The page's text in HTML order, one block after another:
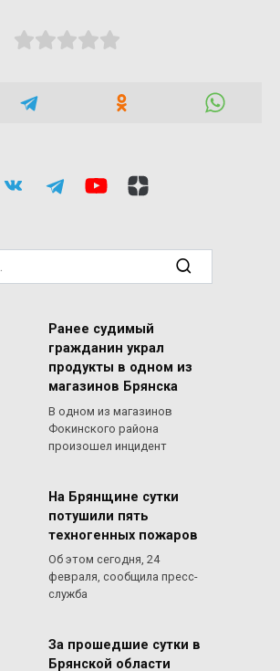
Ранее судимый
гражданин украл
продукты в одном из
магазинов Брянска
В одном из магазинов
Фокинского района
произошел инцидент
На Брянщине сутки
потушили пять
техногенных пожаров
Об этом сегодня, 24
февраля, сообщила пресс-
служба
За прошедшие сутки в
Брянской области